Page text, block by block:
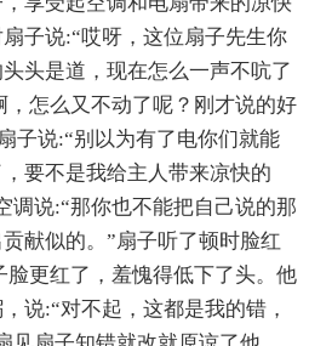
子说:“哎呀，这位扇子先生你
头是道，现在怎么一声不吭了
，怎么又不动了呢？刚才说的好
子说:“别以为有了电你们就能
要不是我给主人带来凉快的
调说:“那你也不能把自己说的那
献似的。”扇子听了顿时脸红
脸更红了，羞愧得低下了头。他
说:“对不起，这都是我的错，